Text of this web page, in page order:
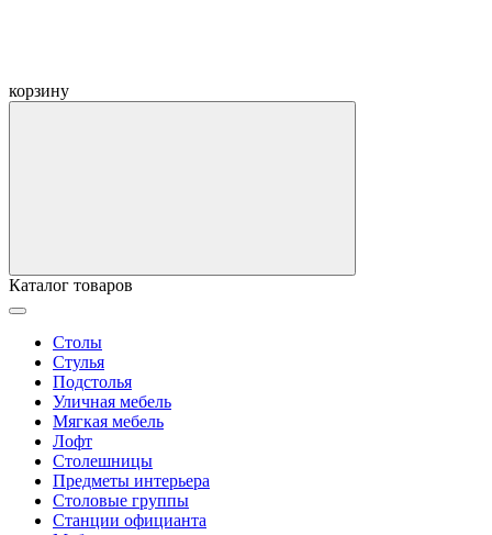
корзину
Каталог товаров
Столы
Стулья
Подстолья
Уличная мебель
Мягкая мебель
Лофт
Столешницы
Предметы интерьера
Столовые группы
Станции официанта